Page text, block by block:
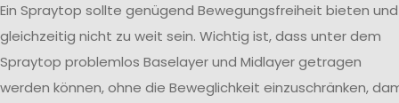
Ein Spraytop sollte genügend Bewegungsfreiheit bieten und
gleichzeitig nicht zu weit sein. Wichtig ist, dass unter dem
Spraytop problemlos Baselayer und Midlayer getragen
werden können, ohne die Beweglichkeit einzuschränken,